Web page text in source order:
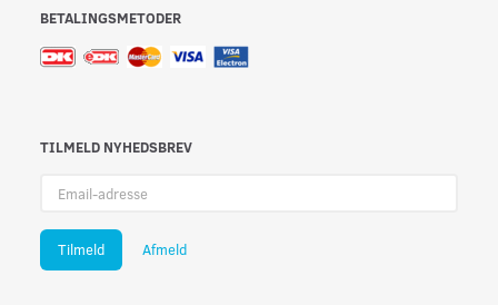
BETALINGSMETODER
TILMELD NYHEDSBREV
adresse
Tilmeld Afmeld